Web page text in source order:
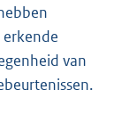
van